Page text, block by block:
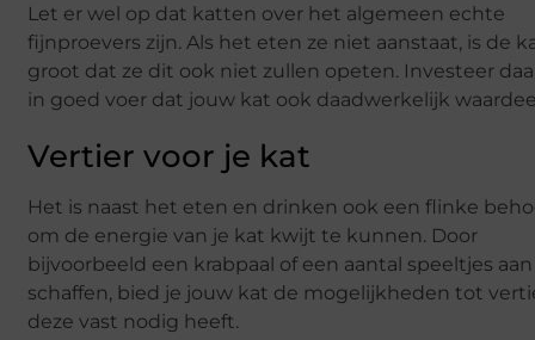
Let er wel op dat katten over het algemeen echte
fijnproevers zijn. Als het eten ze niet aanstaat, is de
groot dat ze dit ook niet zullen opeten. Investeer
in goed voer dat jouw kat ook daadwerkelijk
Vertier voor je kat
Het is naast het eten en drinken ook een flinke
om de energie van je kat kwijt te kunnen. Door
bijvoorbeeld een krabpaal of een aantal speeltjes
schaffen, bied je jouw kat de mogelijkheden tot
deze vast nodig heeft.